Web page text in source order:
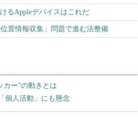
るAppleデバイスはこれだ
置情報収集」問題で進む法整備
ー”の動きとは
個人活動」にも懸念